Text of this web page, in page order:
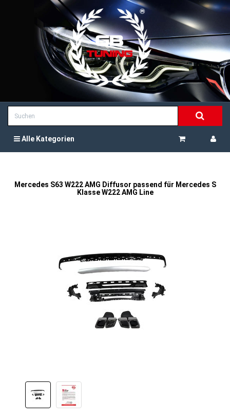
Alle Kategorien
Mercedes S63 W222 AMG Diffusor passend für Mercedes S
Klasse W222 AMG Line